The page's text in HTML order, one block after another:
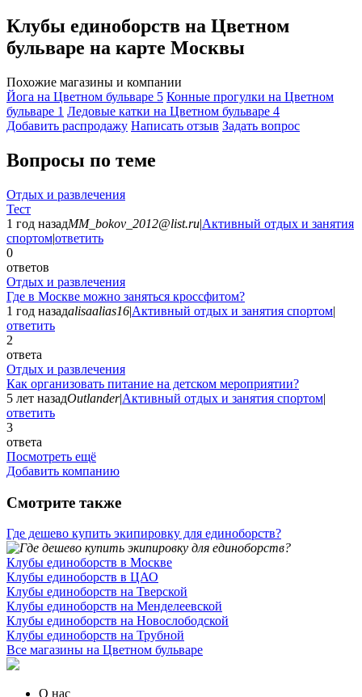
Клубы единоборств на Цветном
бульваре на карте Москвы
Похожие магазины и компании
Йога на Цветном бульваре 5 Конные прогулки на Цветном
бульваре 1 Ледовые катки на Цветном бульваре 4
Добавить раcпродажу Написать отзыв Задать вопрос
Вопросы по теме
Отдых и развлечения
Тест
1 год назадMM_bokov_2012@list.ru|Активный отдых и занятия
спортом|ответить
0
ответов
Отдых и развлечения
Где в Москве можно заняться кроссфитом?
1 год назадalisaalias16|Активный отдых и занятия спортом|
ответить
2
ответа
Отдых и развлечения
Как организовать питание на детском мероприятии?
5 лет назадOutlander|Активный отдых и занятия спортом|
ответить
3
ответа
Посмотреть ещё
Добавить компанию
Смотрите также
Где дешево купить экипировку для единоборств?
Клубы единоборств в Москве
Клубы единоборств в ЦАО
Клубы единоборств на Тверской
Клубы единоборств на Менделеевской
Клубы единоборств на Новослободской
Клубы единоборств на Трубной
Все магазины на Цветном бульваре
О нас